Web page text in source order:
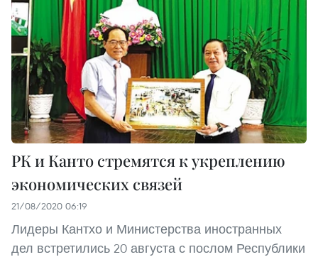
РК и Канто стремятся к укреплению
экономических связей
21/08/2020 06:19
Лидеры Кантхо и Министерства иностранных
дел встретились 20 августа с послом Республики